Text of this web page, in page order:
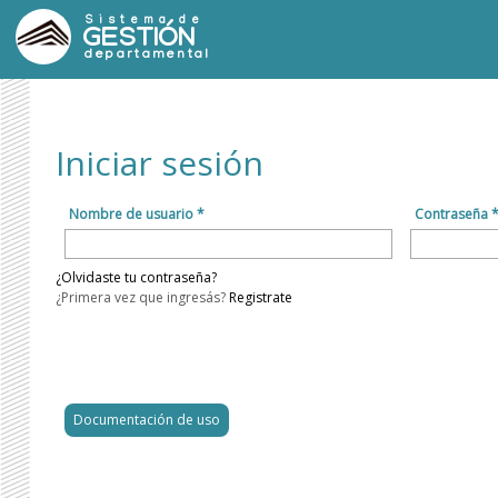
Sistema de
GESTIÓN
departamental
Iniciar sesión
Nombre de usuario * Contraseña *
¿Olvidaste tu contraseña?
¿Primera vez que ingresás?Registrate
Documentación de uso